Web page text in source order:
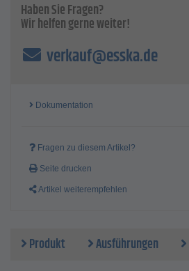
Haben Sie Fragen?
Wir helfen gerne weiter!
verkauf@esska.de
Dokumentation
Fragen zu diesem Artikel?
Seite drucken
Artikel weiterempfehlen
Produkt Ausführungen